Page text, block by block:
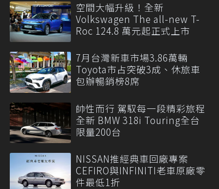
空間大幅升級！全新
Volkswagen The all-new T-
Roc 124.8 萬元起正式上市
7月台灣新車市場3.86萬輛
Toyota市占突破3成、休旅車
包辦暢銷榜8席
帥性而行 駕馭每一段精彩旅程
全新 BMW 318i Touring全台
限量200台
NISSAN推經典車回廠專案
CEFIRO與INFINITI老車原廠零
件最低1折